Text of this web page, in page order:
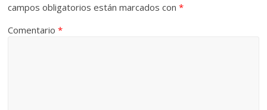
campos obligatorios están marcados con*
Comentario*